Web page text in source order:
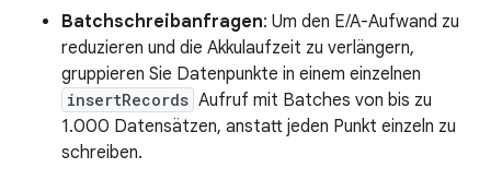
Batchschreibanfragen: Um den E/A-Aufwand zu
reduzieren und die Akkulaufzeit zu verlängern,
gruppieren Sie Datenpunkte in einem einzelnen
insertRecords Aufruf mit Batches von bis zu
1.000 Datensätzen, anstatt jeden Punkt einzeln zu
schreiben.